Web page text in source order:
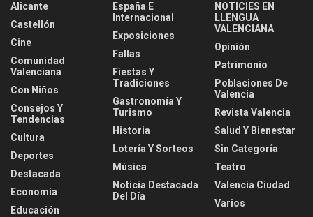
Alicante
Castellón
Cine
Comunidad
Valenciana
Con Niños
Consejos Y
Tendencias
Cultura
Deportes
Destacada
Economía
Educación
España E
Internacional
Exposiciones
Fallas
Fiestas Y
Tradiciones
Gastronomía Y
Turismo
Historia
Lotería Y Sorteos
Música
Noticia Destacada
Del Día
NOTICIES EN
LLENGUA
VALENCIANA
Opinión
Patrimonio
Poblaciones De
Valencia
Revista Valencia
Salud Y Bienestar
Sin Categoría
Teatro
Valencia Ciudad
Varios